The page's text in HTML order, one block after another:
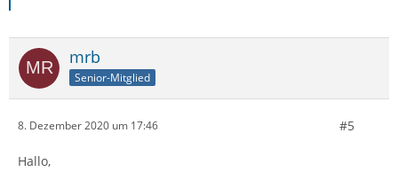
Konto in Thunderbird entfernen und neu hinzufügen.
Da ich deinen Postfachanbieter nicht kenne (HE?), kann
ich dir keine detaillierteren Tipps geben.
mrb
Senior-Mitglied
8. Dezember 2020 um 17:46 #5
Hallo,